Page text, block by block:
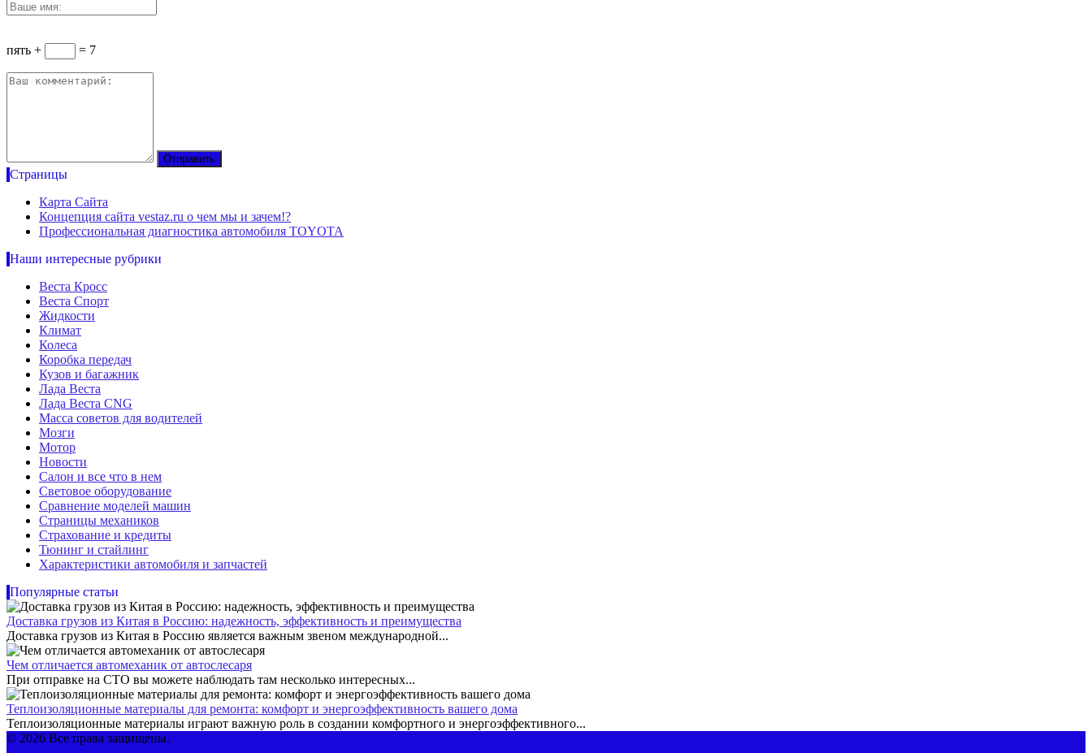
пять + = 7
Страницы
Карта Сайта
Концепция сайта vestaz.ru о чем мы и зачем!?
Профессиональная диагностика автомобиля TOYOTA
Наши интересные рубрики
Веста Кросс
Веста Спорт
Жидкости
Климат
Колеса
Коробка передач
Кузов и багажник
Лада Веста
Лада Веста CNG
Масса советов для водителей
Мозги
Мотор
Новости
Салон и все что в нем
Световое оборудование
Сравнение моделей машин
Страницы механиков
Страхование и кредиты
Тюнинг и стайлинг
Характеристики автомобиля и запчастей
Популярные статьи
Доставка грузов из Китая в Россию: надежность, эффективность и преимущества
Доставка грузов из Китая в Россию является важным звеном международной...
Чем отличается автомеханик от автослесаря
При отправке на СТО вы можете наблюдать там несколько интересных...
Теплоизоляционные материалы для ремонта: комфорт и энергоэффективность вашего дома
Теплоизоляционные материалы играют важную роль в создании комфортного и энергоэффективного...
© 2026 Все права защищены.